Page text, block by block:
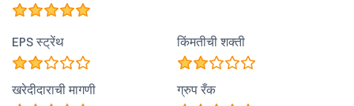
EPS स्ट्रेंथ किंमतीची शक्ती
खरेदीदाराची मागणी ग्रुप रँक